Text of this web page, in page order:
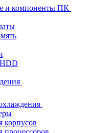
и компоненты ПК
корпусов